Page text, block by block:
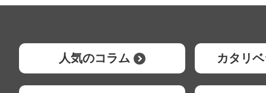
人気のコラム カタリ